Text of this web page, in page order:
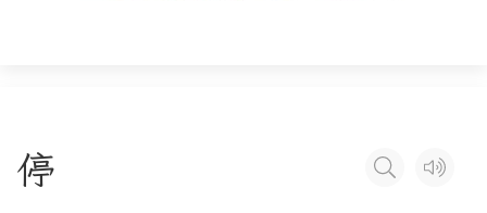
停